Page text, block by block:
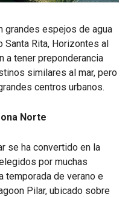
grandes espejos de agua
Santa Rita, Horizontes al
a tener preponderancia
similares al mar, pero
centros urbanos.
Norte
se ha convertido en la
por muchas
temporada de verano e
Pilar, ubicado sobre